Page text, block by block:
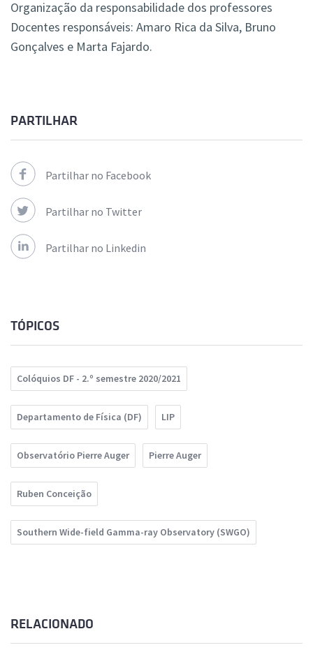
Organização da responsabilidade dos professores
Docentes responsáveis: Amaro Rica da Silva, Bruno
Gonçalves e Marta Fajardo.
PARTILHAR
Partilhar no Facebook
Partilhar no Twitter
Partilhar no Linkedin
TÓPICOS
Colóquios DF - 2.º semestre 2020/2021
Departamento de Física (DF) LIP
Observatório Pierre Auger Pierre Auger
Ruben Conceição
Southern Wide-field Gamma-ray Observatory (SWGO)
RELACIONADO